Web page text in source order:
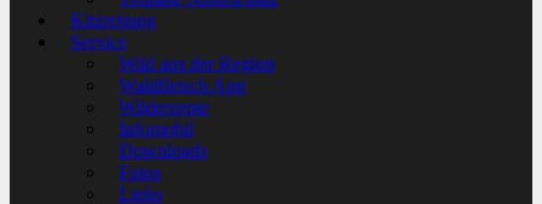
Kitzrettung
Service
Wild aus der Region
Waldfleisch App
Wildrezepte
Infomobil
Downloads
Fotos
Links